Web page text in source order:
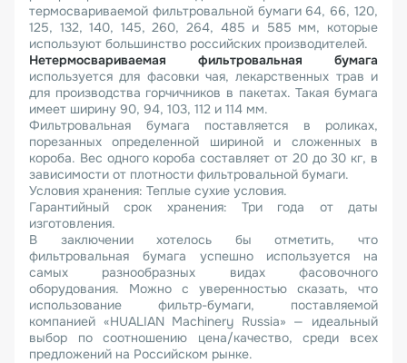
термосвариваемой фильтровальной бумаги 64, 66, 120,
125, 132, 140, 145, 260, 264, 485 и 585 мм, которые
используют большинство российских производителей.
Нетермосвариваемая фильтровальная бумага
используется для фасовки чая, лекарственных трав и
для производства горчичников в пакетах. Такая бумага
имеет ширину 90, 94, 103, 112 и 114 мм.
Фильтровальная бумага поставляется в роликах,
порезанных определенной шириной и сложенных в
короба. Вес одного короба составляет от 20 до 30 кг, в
зависимости от плотности фильтровальной бумаги.
Условия хранения: Теплые сухие условия.
Гарантийный срок хранения: Три года от даты
изготовления.
В заключении хотелось бы отметить, что
фильтровальная бумага успешно используется на
самых разнообразных видах фасовочного
оборудования. Можно с уверенностью сказать, что
использование фильтр-бумаги, поставляемой
компанией «HUALIAN Machinery Russia» — идеальный
выбор по соотношению цена/качество, среди всех
предложений на Российском рынке.